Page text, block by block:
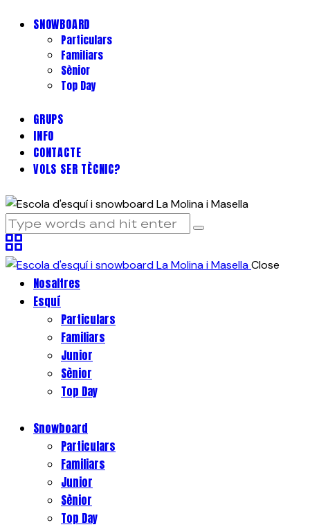
SNOWBOARD
Particulars
Familiars
Sènior
Top Day
GRUPS
INFO
CONTACTE
VOLS SER TÈCNIC?
Close
Nosaltres
Esquí
Particulars
Familiars
Junior
Sènior
Top Day
Snowboard
Particulars
Familiars
Junior
Sènior
Top Day